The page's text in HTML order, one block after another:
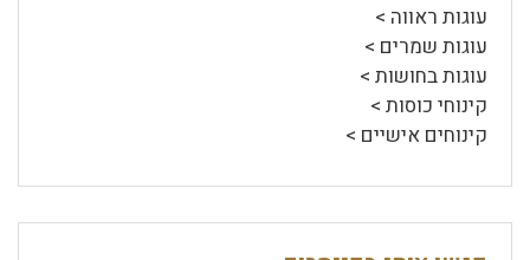
עוגות ראווה >
עוגות שמרים >
עוגות בחושות >
קינוחי כוסות >
קינוחים אישיים >